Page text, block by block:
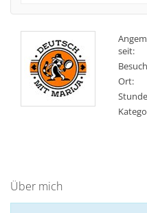
seit:
Ort:
Über mich